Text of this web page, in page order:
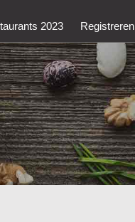
2023 Registreren